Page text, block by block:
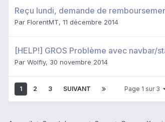
Reçu lundi, demande de
Par FlorentMT, 11 décembre 2014
[HELP!] GROS Problème avec navbar/
Par Wolfiy, 30 novembre 2014
1 2 3 SUIVANT Page 1 sur 3